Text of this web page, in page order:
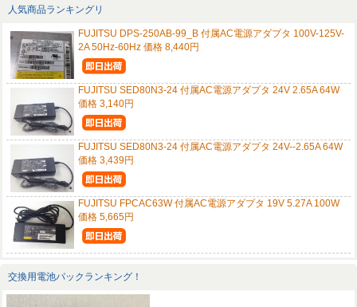
人気商品ランキングリ
FUJITSU DPS-250AB-99_B 付属AC電源アダプタ 100V-125V-
2A 50Hz-60Hz 価格 8,440円
FUJITSU SED80N3-24 付属AC電源アダプタ 24V 2.65A 64W
価格 3,140円
FUJITSU SED80N3-24 付属AC電源アダプタ 24V--2.65A 64W
価格 3,439円
FUJITSU FPCAC63W 付属AC電源アダプタ 19V 5.27A 100W
価格 5,665円
交換用電池パックランキング！